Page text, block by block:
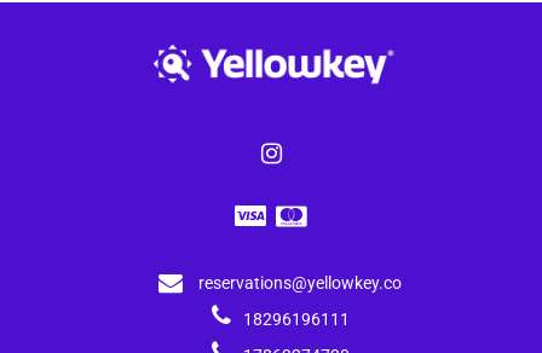
reservations@yellowkey.co
18296196111